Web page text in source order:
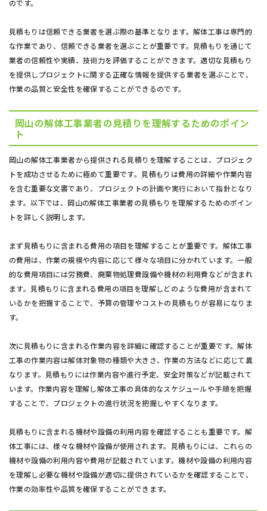
のです。
見積もりは信頼できる業者を選ぶ際の基準となります。解体工事は専門的
な作業であり、信頼できる業者を選ぶことが重要です。見積もりを通じて
業者の信頼性や実績、技術力を評価することができます。適切な見積もり
を提供しプロジェクトに関する正確な情報を提供する業者を選ぶことで、
作業の品質と安全性を確保することができるのです。
岡山の解体工事業者の見積りを理解するためのポイン
ト
岡山の解体工事業者から提供される見積りを理解することは、プロジェク
トを成功させるために極めて重要です。見積もりは費用の詳細や作業内容
を含む重要な文書であり、プロジェクトの計画や実行において指針となり
ます。以下では、岡山の解体工事業者の見積もりを理解するためのポイン
トを詳しく説明します。
まず見積もりに含まれる費用の項目を理解することが重要です。解体工事
の費用は、作業の規模や内容に応じて様々な項目に分かれています。一般
的な費用項目には労務費、廃棄物処理費設備や機材の利用費などが含まれ
ます。見積もりに含まれる費用の項目を理解しどのような費用が含まれて
いるかを把握することで、予算の管理やコストの見積もりが容易になりま
す。
次に見積もりに含まれる作業内容を詳細に確認することが重要です。解体
工事の作業内容は解体対象物の種類や大きさ、作業の方法などに応じて異
なります。見積もりには作業内容や進行予定、安全対策などが記載されて
います。作業内容を理解し解体工事の具体的なスケジュールや手順を把握
することで、プロジェクトの進行状況を把握しやすくなります。
見積もりに含まれる機材や設備の利用内容を確認することも重要です。解
体工事には、様々な機材や設備が使用されます。見積もりには、これらの
機材や設備の利用内容や費用が記載されています。機材や設備の利用内容
を理解し必要な機材や設備が適切に提供されているかを確認することで、
作業の効率性や品質を確保することができます。